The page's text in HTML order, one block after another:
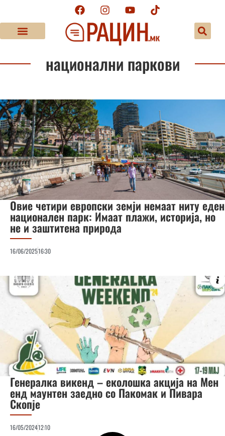
национални паркови
Овие четири европски земји немаат ниту еден
национален парк: Имаат плажи, историја, но
не и заштитена природа
16/06/202516:30
Генералка викенд – еколошка акција на Мен
енд маунтен заедно со Пакомак и Пивара
Скопје
16/05/202412:10